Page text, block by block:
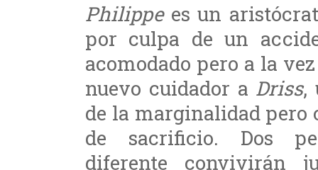
Philippees un
por culpa de un
acomodado pero a la
nuevo cuidador a Driss,
de la marginalidad pero
de sacrificio. Dos
diferente convivirán